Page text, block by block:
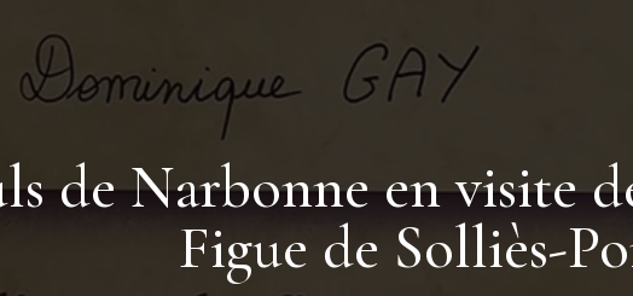
de Narbonne en visite
Figue de Solliès-